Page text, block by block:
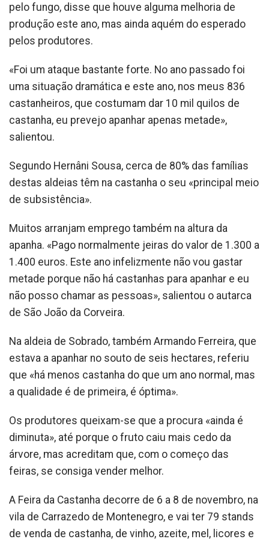
pelo fungo, disse que houve alguma melhoria de
produção este ano, mas ainda aquém do esperado
pelos produtores.
«Foi um ataque bastante forte. No ano passado foi
uma situação dramática e este ano, nos meus 836
castanheiros, que costumam dar 10 mil quilos de
castanha, eu prevejo apanhar apenas metade»,
salientou.
Segundo Hernâni Sousa, cerca de 80% das famílias
destas aldeias têm na castanha o seu «principal meio
de subsistência».
Muitos arranjam emprego também na altura da
apanha. «Pago normalmente jeiras do valor de 1.300 a
1.400 euros. Este ano infelizmente não vou gastar
metade porque não há castanhas para apanhar e eu
não posso chamar as pessoas», salientou o autarca
de São João da Corveira.
Na aldeia de Sobrado, também Armando Ferreira, que
estava a apanhar no souto de seis hectares, referiu
que «há menos castanha do que um ano normal, mas
a qualidade é de primeira, é óptima».
Os produtores queixam-se que a procura «ainda é
diminuta», até porque o fruto caiu mais cedo da
árvore, mas acreditam que, com o começo das
feiras, se consiga vender melhor.
A Feira da Castanha decorre de 6 a 8 de novembro, na
vila de Carrazedo de Montenegro, e vai ter 79 stands
de venda de castanha, de vinho, azeite, mel, licores e